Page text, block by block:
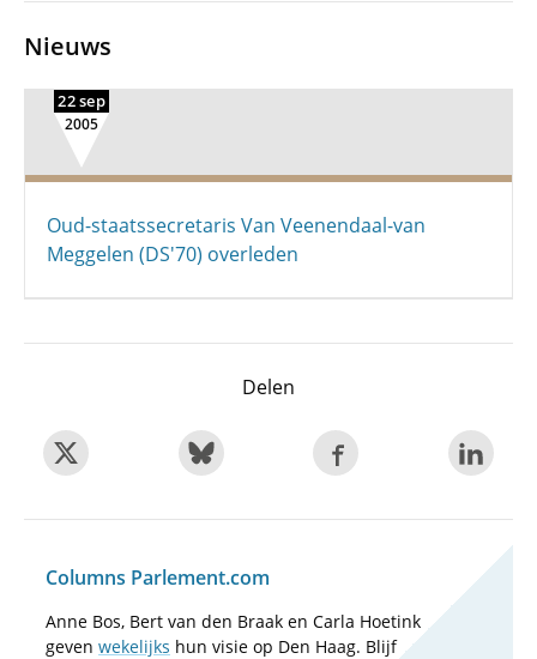
Nieuws
22 sep
2005
Oud-staatssecretaris Van Veenendaal-van
Meggelen (DS'70) overleden
Delen
Columns Parlement.com
Anne Bos, Bert van den Braak en Carla Hoetink
geven wekelijks hun visie op Den Haag. Blijf